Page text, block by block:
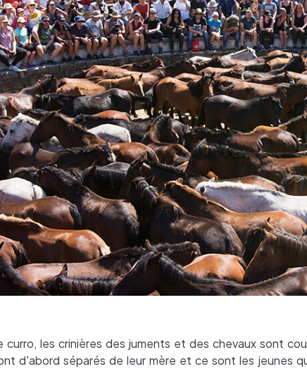
curro, les crinières des juments et des chevaux sont
d'abord séparés de leur mère et ce sont les jeunes